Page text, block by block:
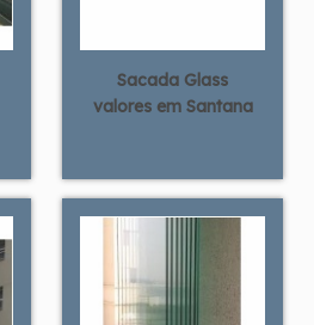
Sacada Glass
valores em Santana